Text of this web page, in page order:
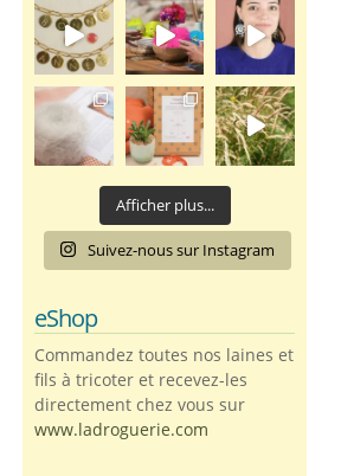
Afficher plus...
Suivez-nous sur Instagram
eShop
Commandez toutes nos laines et
fils à tricoter et recevez-les
directement chez vous sur
www.ladroguerie.com